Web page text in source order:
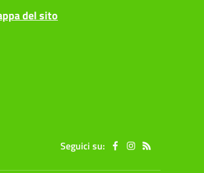
del sito
Seguici su: